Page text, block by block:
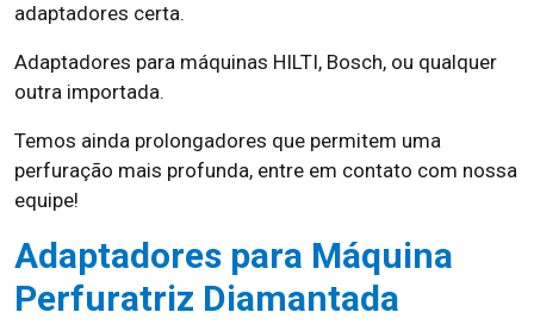
adaptadores certa.
Adaptadores para máquinas HILTI, Bosch, ou qualquer
outra importada.
Temos ainda prolongadores que permitem uma
perfuração mais profunda, entre em contato com nossa
equipe!
Adaptadores para Máquina
Perfuratriz Diamantada